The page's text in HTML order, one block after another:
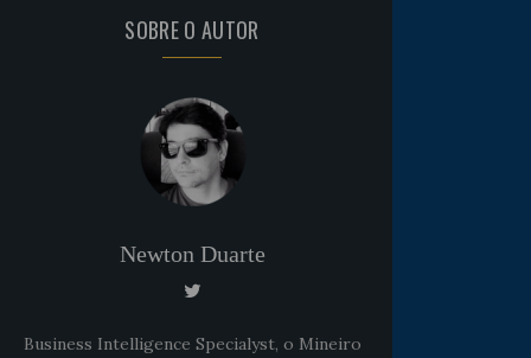
SOBRE O AUTOR
Newton Duarte
Business Intelligence Specialyst, o Mineiro